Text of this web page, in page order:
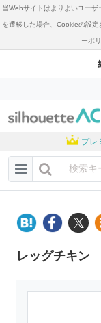
当Webサイトはよりよいユー
を遷移した場合、Cookieの設
ーポ
プレ
レッグチキン